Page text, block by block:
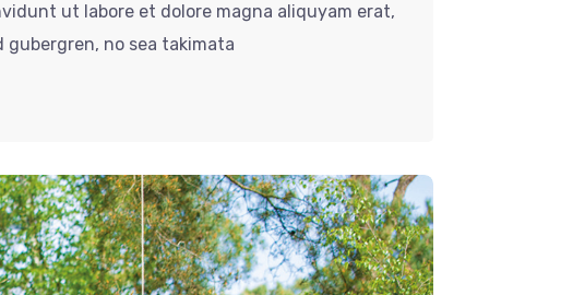
ut labore et dolore magna aliquyam erat,
no sea takimata